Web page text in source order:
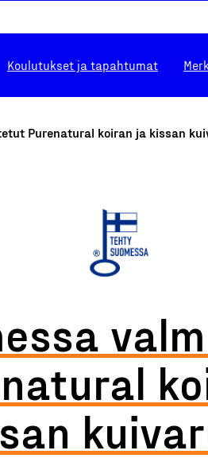
Koulutukset ja tapahtumat
Purenatural koiran ja kissan